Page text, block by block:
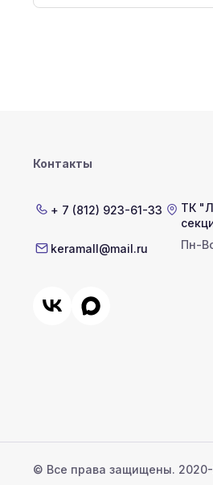
Контакты
+ 7 (812) 923-61-33
keramall@mail.ru
ТК
Пн-
© Все права защищены.